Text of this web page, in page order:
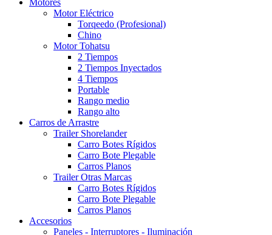
Motores
Motor Eléctrico
Torqeedo (Profesional)
Chino
Motor Tohatsu
2 Tiempos
2 Tiempos Inyectados
4 Tiempos
Portable
Rango medio
Rango alto
Carros de Arrastre
Trailer Shorelander
Carro Botes Rígidos
Carro Bote Plegable
Carros Planos
Trailer Otras Marcas
Carro Botes Rígidos
Carro Bote Plegable
Carros Planos
Accesorios
Paneles - Interruptores - Iluminación